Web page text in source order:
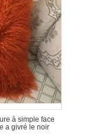
à simple face
a givré le noir